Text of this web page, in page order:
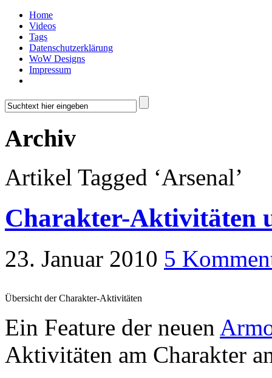
Home
Videos
Tags
Datenschutzerklärung
WoW Designs
Impressum
Archiv
Artikel Tagged ‘Arsenal’
Charakter-Aktivitäten
23. Januar 2010 5
Übersicht der Charakter-Aktivitäten
Ein Feature der neuen
Aktivitäten am Charakter